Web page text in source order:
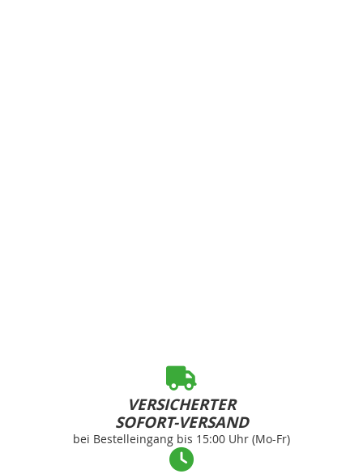
VERSICHERTER
SOFORT-VERSAND
bei Bestelleingang bis 15:00 Uhr (Mo-Fr)